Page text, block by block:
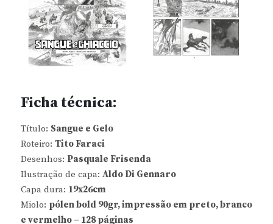
Ficha técnica:
Título: Sangue e Gelo
Roteiro: Tito Faraci
Desenhos: Pasquale Frisenda
Ilustração de capa: Aldo Di Gennaro
Capa dura: 19x26cm
Miolo: pólen bold 90gr, impressão em preto, branco
e vermelho – 128 páginas